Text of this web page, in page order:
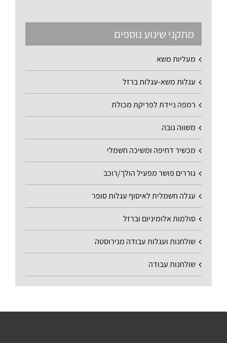
מתקני שינוע נוספים
מעליות משא
עגלות משא-עגלות ברזל
רמפה ניידת לפריקת מכולת
משווה גובה
מכשיר דחיפה ומשיכה חשמלי
גוררים פושר מפעיל הולך/רוכב
עגלה חשמלית לאיסוף עגלות סופר
סולמות אלומיניום וברזל
שולחנות ועגלות עבודה מנירוסטה
שולחנות עבודה